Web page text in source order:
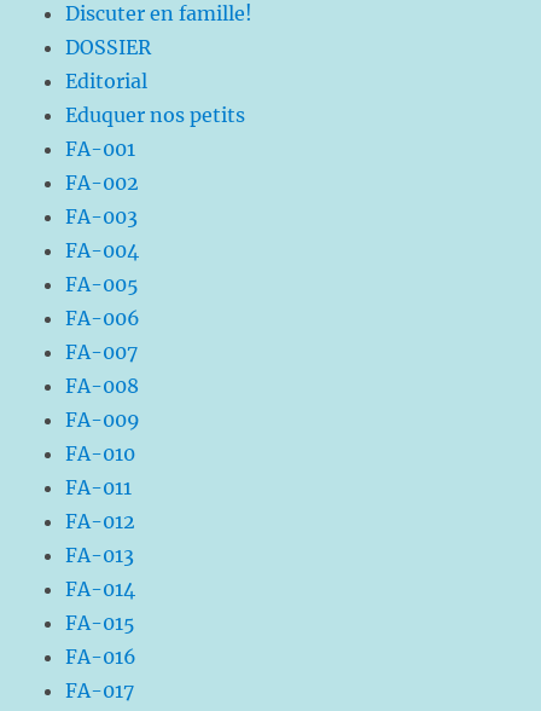
Discuter en famille!
DOSSIER
Editorial
Eduquer nos petits
FA-001
FA-002
FA-003
FA-004
FA-005
FA-006
FA-007
FA-008
FA-009
FA-010
FA-011
FA-012
FA-013
FA-014
FA-015
FA-016
FA-017